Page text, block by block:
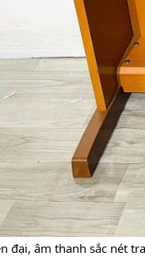
đại, âm thanh sắc nét